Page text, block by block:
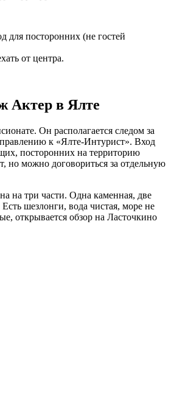
посторонних (не гостей
от центра.
Актер в Ялте
Он располагается следом за
к «Ялте-Интурист». Вход
посторонних на территорию
но можно договориться за отдельную
на три части. Одна каменная, две
шезлонги, вода чистая, море не
открывается обзор на Ласточкино